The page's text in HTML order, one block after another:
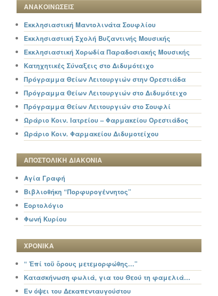
ΑΝΑΚΟΙΝΩΣΕΙΣ
Εκκλησιαστική Μαντολινάτα Σουφλίου
Εκκλησιαστική Σχολή Βυζαντινής Μουσικής
Εκκλησιαστική Χορωδία Παραδοσιακής Μουσικής
Κατηχητικές Σύναξεις στο Διδυμότειχο
Πρόγραμμα Θείων Λειτουργιών στην Ορεστιάδα
Πρόγραμμα Θείων Λειτουργιών στο Διδυμότειχο
Πρόγραμμα Θείων Λειτουργιών στο Σουφλί
Ωράριο Κοιν. Ιατρείου – Φαρμακείου Ορεστιάδος
Ωράριο Κοιν. Φαρμακείου Διδυμοτείχου
ΑΠΟΣΤΟΛΙΚΗ ΔΙΑΚΟΝΙΑ
Αγία Γραφή
Βιβλιοθήκη “Πορφυρογέννητος”
Εορτολόγιο
Φωνή Κυρίου
ΧΡΟΝΙΚΑ
“ Ἐπί τοῦ ὄρους μετεμορφώθης…”
Κατασκήνωση φωλιά, για του Θεού τη φαμελιά…
Εν όψει του Δεκαπενταυγούστου